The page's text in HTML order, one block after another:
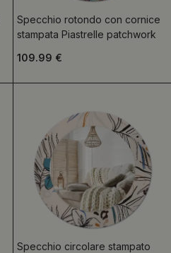
Specchio rotondo con cornice
stampata Piastrelle patchwork
109.99 €
Specchio circolare stampato